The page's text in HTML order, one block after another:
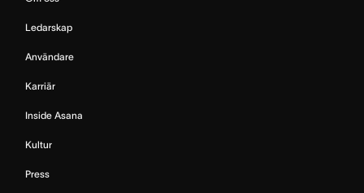
Ledarskap
Användare
Karriär
Inside Asana
Kultur
Press